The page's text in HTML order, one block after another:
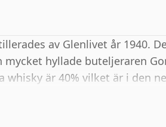
av Glenlivet år 1940.
mycket hyllade buteljeraren
är 40% vilket är i den
nu för tiden trycker
eller 46 % finns det